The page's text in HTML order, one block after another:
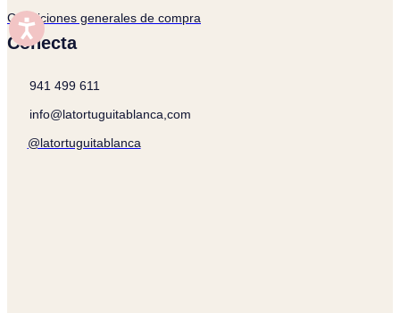
Condiciones generales de compra
Conecta
941 499 611
info@latortuguitablanca,com
@latortuguitablanca